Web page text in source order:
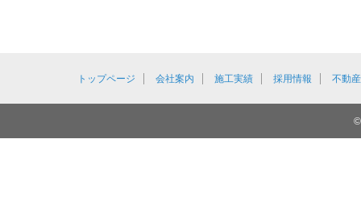
トップページ 会社案内 施工実績 採用情報 不動